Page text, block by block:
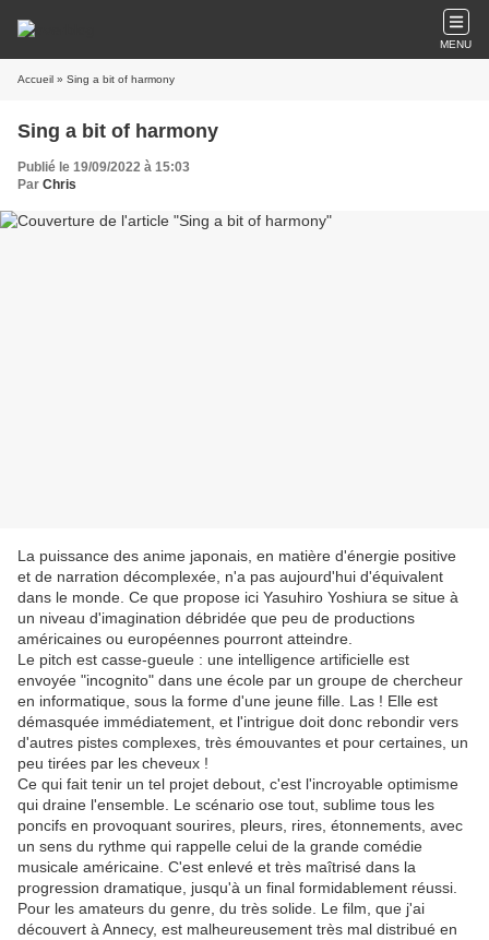
MENU
Accueil » Sing a bit of harmony
Sing a bit of harmony
Publié le 19/09/2022 à 15:03
Par Chris
La puissance des anime japonais, en matière d'énergie positive
et de narration décomplexée, n'a pas aujourd'hui d'équivalent
dans le monde. Ce que propose ici Yasuhiro Yoshiura se situe à
un niveau d'imagination débridée que peu de productions
américaines ou européennes pourront atteindre.
Le pitch est casse-gueule : une intelligence artificielle est
envoyée "incognito" dans une école par un groupe de chercheur
en informatique, sous la forme d'une jeune fille. Las ! Elle est
démasquée immédiatement, et l'intrigue doit donc rebondir vers
d'autres pistes complexes, très émouvantes et pour certaines, un
peu tirées par les cheveux !
Ce qui fait tenir un tel projet debout, c'est l'incroyable optimisme
qui draine l'ensemble. Le scénario ose tout, sublime tous les
poncifs en provoquant sourires, pleurs, rires, étonnements, avec
un sens du rythme qui rappelle celui de la grande comédie
musicale américaine. C'est enlevé et très maîtrisé dans la
progression dramatique, jusqu'à un final formidablement réussi.
Pour les amateurs du genre, du très solide. Le film, que j'ai
découvert à Annecy, est malheureusement très mal distribué en